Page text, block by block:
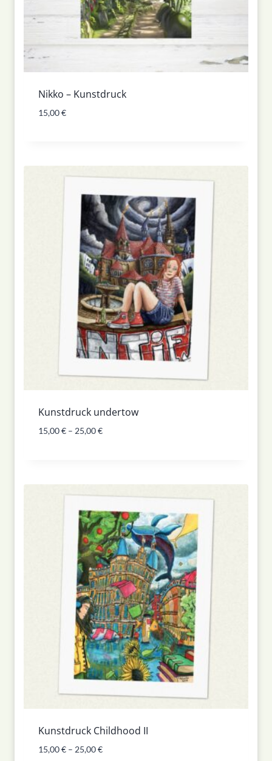
Nikko – Kunstdruck
15,00€
Kunstdruck undertow
15,00€ – 25,00€
Kunstdruck Childhood II
15,00€ – 25,00€